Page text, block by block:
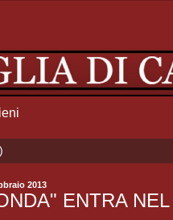
2013
ENTRA